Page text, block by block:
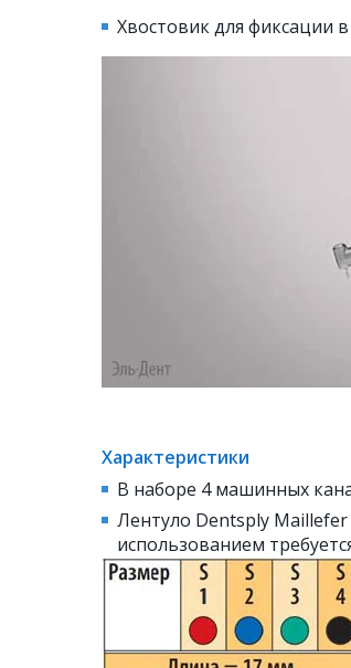
Хвостовик для фиксации
Характеристики
В наборе 4 машинных
Лентуло Dentsply Maillefer
использованием